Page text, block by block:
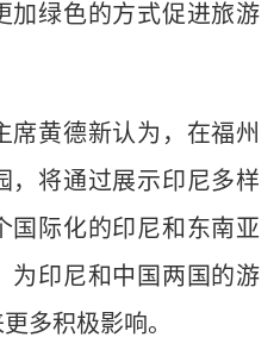
加绿色的方式促进旅游
黄德新认为，在福州
，将通过展示印尼多样
国际化的印尼和东南亚
为印尼和中国两国的游
多积极影响。